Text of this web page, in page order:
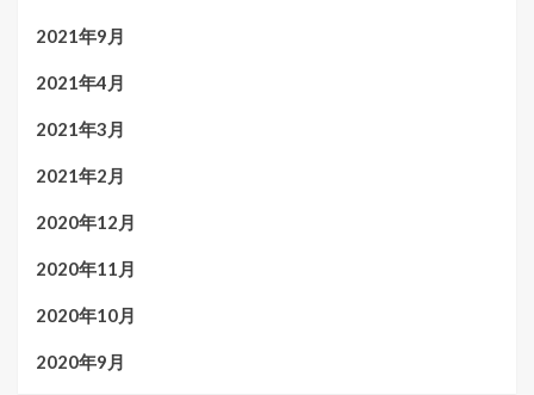
2021年9月
2021年4月
2021年3月
2021年2月
2020年12月
2020年11月
2020年10月
2020年9月